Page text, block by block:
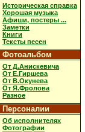
Историческая справка
Хорошая музыка
Афиши, постеры ...
Заметки
Книги
Тексты песен
Фотоальбом
От Д.Анискевича
От Е.Гиршева
От В.Окунева
От Я.Фролова
Разное
Персоналии
Об исполнителях
Фотографии